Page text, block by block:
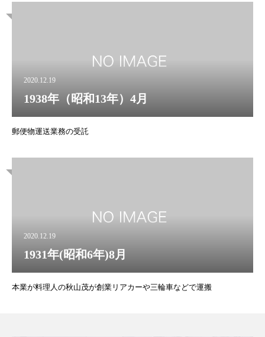
2020.12.19
1938年（昭和13年）4月
郵便物運送業務の受託
2020.12.19
1931年(昭和6年)8月
本業が料理人の秋山茂が創業リアカーや三輪車などで運搬